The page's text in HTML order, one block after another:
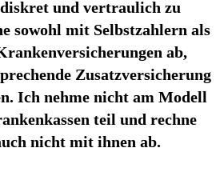
und vertraulich zu
sowohl mit Selbstzahlern als
ab,
Zusatzversicherung
Ich nehme nicht am Modell
teil und rechne
nicht mit ihnen ab.